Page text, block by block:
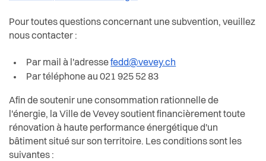
Pilier public
Règlements
Pour toutes questions concernant une subvention, veuillez
nous contacter :
Par mail à l'adressefedd@vevey.ch
Par téléphone au 021 925 52 83
Afin de soutenir une consommation rationnelle de
l'énergie, la Ville de Vevey soutient financièrement toute
rénovation à haute performance énergétique d'un
bâtiment situé sur son territoire. Les conditions sont les
suivantes :